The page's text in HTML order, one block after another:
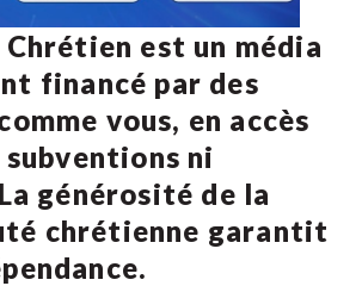
Chrétien est un média
financé par des
vous, en accès
ni
générosité de la
chrétienne garantit